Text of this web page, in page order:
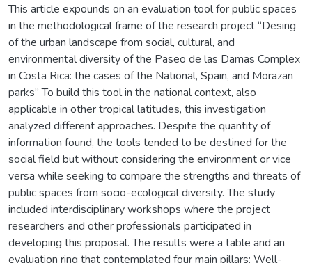
This article expounds on an evaluation tool for public spaces
in the methodological frame of the research project “Desing
of the urban landscape from social, cultural, and
environmental diversity of the Paseo de las Damas Complex
in Costa Rica: the cases of the National, Spain, and Morazan
parks” To build this tool in the national context, also
applicable in other tropical latitudes, this investigation
analyzed different approaches. Despite the quantity of
information found, the tools tended to be destined for the
social field but without considering the environment or vice
versa while seeking to compare the strengths and threats of
public spaces from socio-ecological diversity. The study
included interdisciplinary workshops where the project
researchers and other professionals participated in
developing this proposal. The results were a table and an
evaluation ring that contemplated four main pillars: Well-